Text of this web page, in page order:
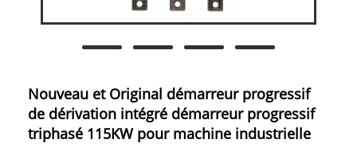
Nouveau et Original démarreur progressif
de dérivation intégré démarreur progressif
triphasé 115KW pour machine industrielle